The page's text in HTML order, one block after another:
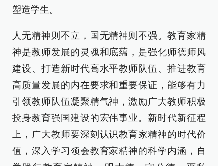
塑造学生。
人无精神则不立，国无精神则不强。教育家精
神是教师发展的灵魂和底蕴，是强化师德师风
建设、打造新时代高水平教师队伍、推进教育
高质量发展的内在要求和重要保证，能够有力
引领教师队伍凝聚精气神，激励广大教师积极
投身教育强国建设的宏伟事业。新时代新征程
上，广大教师要深刻认识教育家精神的时代价
值，深入学习领会教育家精神的科学内涵，自